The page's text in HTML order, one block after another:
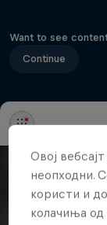
Want to see
Continue
Овој
неопходни.
користи и
колачиња